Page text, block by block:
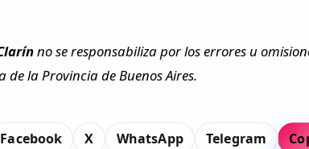
no se responsabiliza por los errores u
de la Provincia de Buenos Aires.
Facebook X WhatsApp Telegram